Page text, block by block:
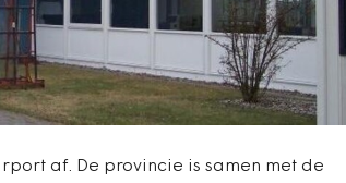
af. De provincie is samen met de